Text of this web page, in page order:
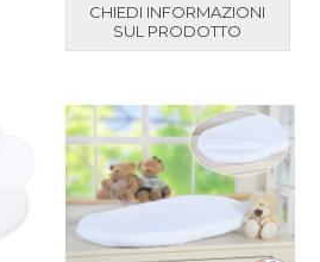
CHIEDI INFORMAZIONI
SUL PRODOTTO